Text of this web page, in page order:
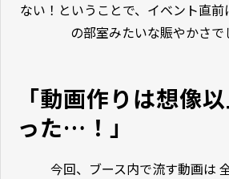
ない！ということで、イベント直
の部室みたいな賑やかさで
「動画作りは想像
った…！」
今回、ブース内で流す動画は